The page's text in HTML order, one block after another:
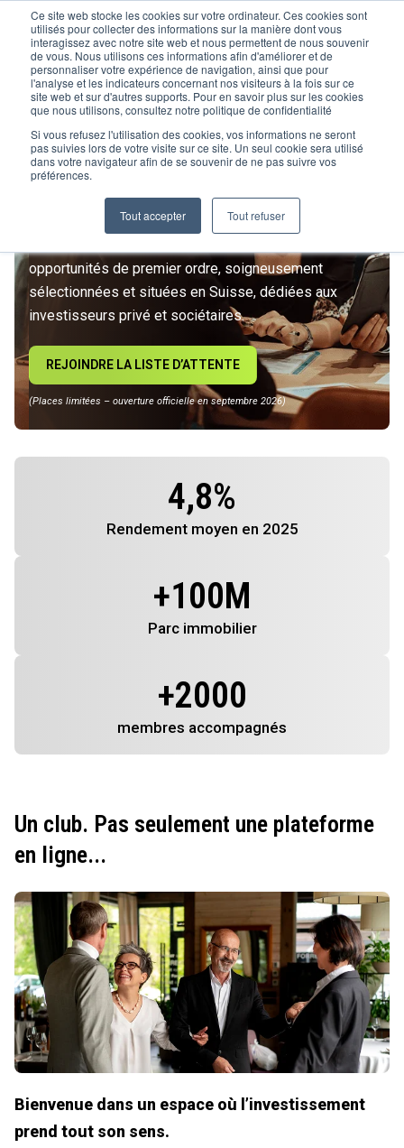
Ce site web stocke les cookies sur votre ordinateur. Ces cookies sont
utilisés pour collecter des informations sur la manière dont vous
interagissez avec notre site web et nous permettent de nous souvenir
de vous. Nous utilisons ces informations afin d'améliorer et de
personnaliser votre expérience de navigation, ainsi que pour
l'analyse et les indicateurs concernant nos visiteurs à la fois sur ce
site web et sur d'autres supports. Pour en savoir plus sur les cookies
que nous utilisons, consultez notre politique de confidentialité
Si vous refusez l'utilisation des cookies, vos informations ne seront
pas suivies lors de votre visite sur ce site. Un seul cookie sera utilisé
dans votre navigateur afin de se souvenir de ne pas suivre vos
préférences.
Tout accepter Tout refuser
L’IMMOBILIER
D’INVESTISSEMENT ENTRE
DANS UNE NOUVELLE ÈRE
Rejoignez le premier club privé d'investissement
opportunités de premier ordre, soigneusement
sélectionnées et situées en Suisse, dédiées aux
investisseurs privé et sociétaires.
REJOINDRE LA LISTE D’ATTENTE
(Places limitées – ouverture officielle en septembre 2026)
4,8%
Rendement moyen en 2025
+100M
Parc immobilier
+2000
membres accompagnés
Un club. Pas seulement une plateforme
en ligne...
Bienvenue dans un espace où l’investissement
prend tout son sens.